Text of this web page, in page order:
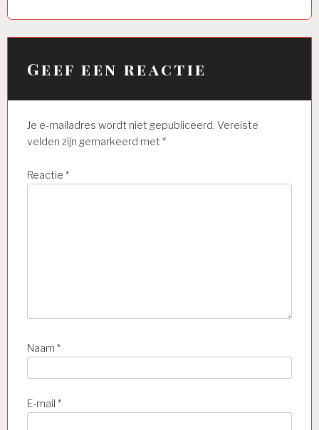
Geef een reactie
Je e-mailadres wordt niet gepubliceerd. Vereiste
velden zijn gemarkeerd met *
Reactie *
Naam *
E-mail *